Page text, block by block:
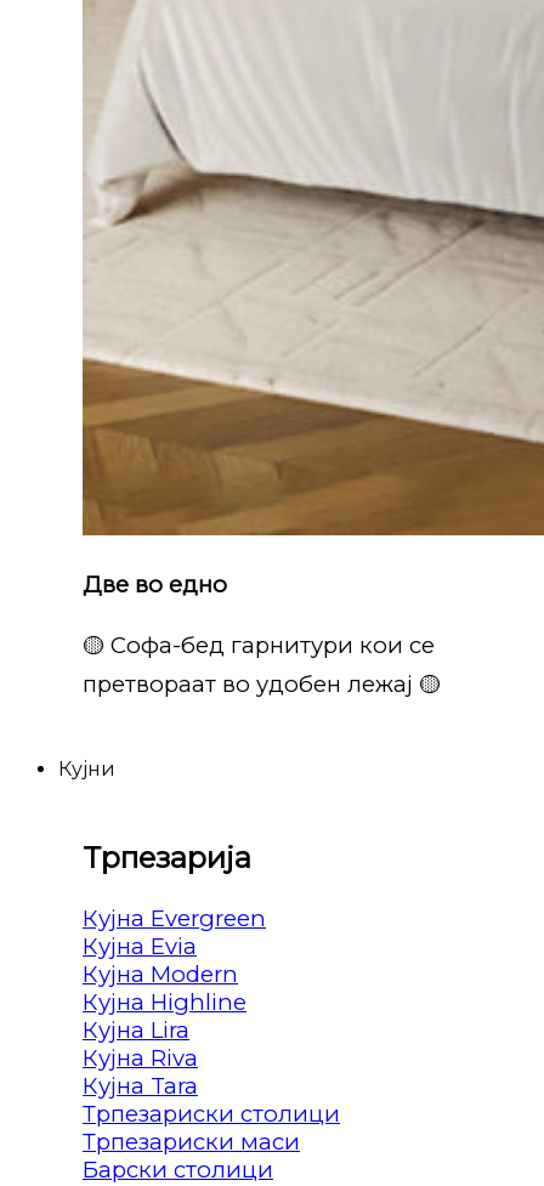
Две во едно
🟡 Софа-бед гарнитури кои се
претвораат во удобен лежај 🟡
Кујни
Трпезарија
Кујна Evergreen
Кујна Evia
Кујна Modern
Кујна Highline
Кујна Lira
Кујна Riva
Кујна Tara
Трпезариски столици
Трпезариски маси
Барски столици